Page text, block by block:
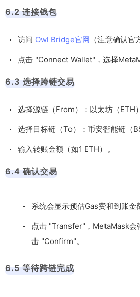
6.2 连接钱包
访问 Owl Bridge官网 （注意确认官
点击 "Connect Wallet"，选择
6.3 选择跨链交易
选择源链（From）：以太坊（ETH
选择目标链（To）：币安智能链（
输入转账金额（如1 ETH）。
6.4 确认交易
系统会显示预估Gas费和到账金
点击 "Transfer"，MetaMask会
击 "Confirm"。
6.5 等待跨链完成